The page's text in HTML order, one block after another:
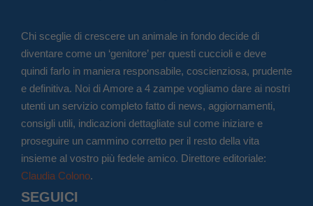
Chi sceglie di crescere un animale in fondo decide di
diventare come un ‘genitore’ per questi cuccioli e deve
quindi farlo in maniera responsabile, coscienziosa, prudente
e definitiva. Noi di Amore a 4 zampe vogliamo dare ai nostri
utenti un servizio completo fatto di news, aggiornamenti,
consigli utili, indicazioni dettagliate sul come iniziare e
proseguire un cammino corretto per il resto della vita
insieme al vostro più fedele amico. Direttore editoriale:
Claudia Colono.
SEGUICI